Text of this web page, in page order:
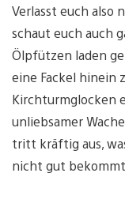
Verlasst euch also
schaut euch auch
Ölpfützen laden
eine Fackel hinein
Kirchturmglocken
unliebsamer
tritt kräftig aus,
nicht gut bekommt.